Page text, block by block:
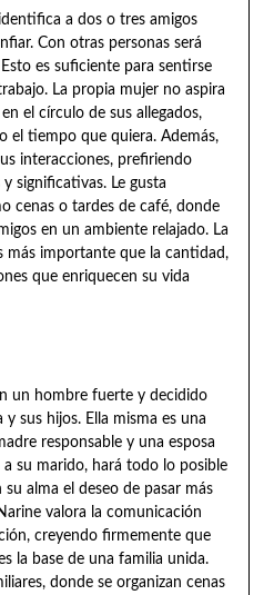
a dos o tres amigos
Con otras personas será
es suficiente para sentirse
La propia mujer no aspira
el círculo de sus allegados,
el tiempo que quiera. Además,
interacciones, prefiriendo
significativas. Le gusta
cenas o tardes de café, donde
en un ambiente relajado. La
más importante que la cantidad,
que enriquecen su vida
un hombre fuerte y decidido
sus hijos. Ella misma es una
responsable y una esposa
a su marido, hará todo lo posible
alma el deseo de pasar más
valora la comunicación
creyendo firmemente que
la base de una familia unida.
donde se organizan cenas